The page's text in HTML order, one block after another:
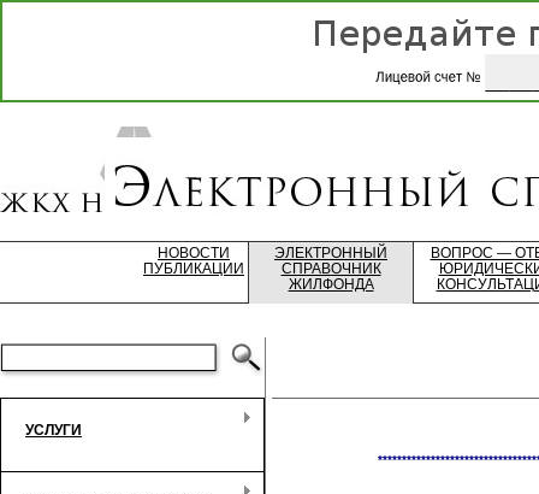
НОВОСТИ
ПУБЛИКАЦИИ
ЭЛЕКТРОННЫЙ
СПРАВОЧНИК
ЖИЛФОНДА
ВОПРОС —
УСЛУГИ